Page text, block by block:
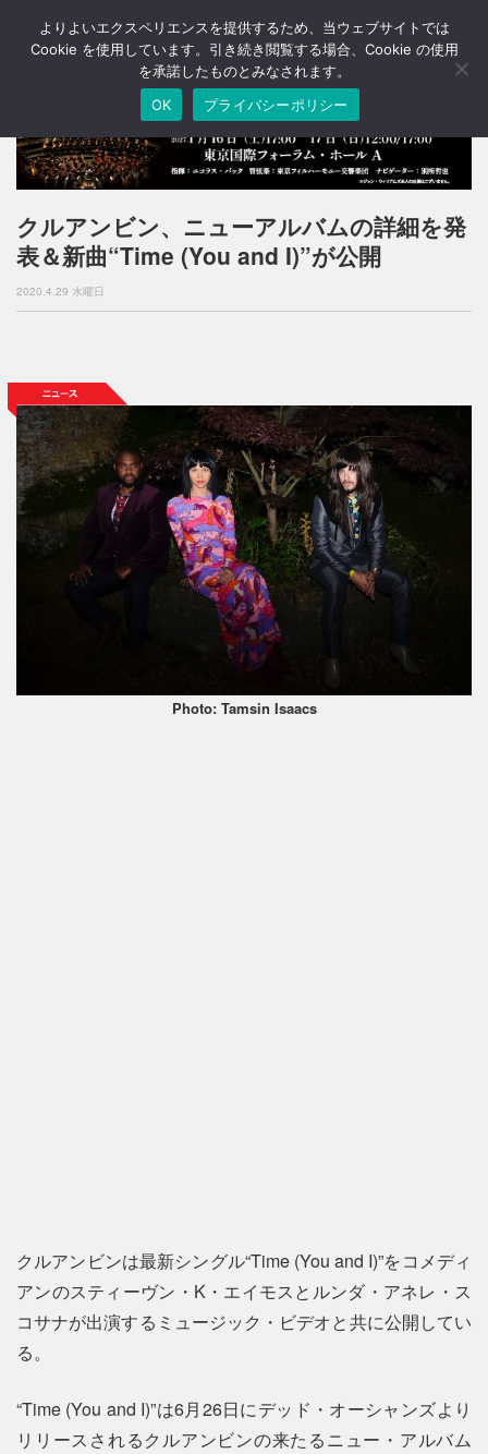
T
o
a
v
i
g
o
クルアンビン、ニューアルバムの詳細を発
表＆新曲“Time (You and I)”が公開
2020.4.29 水曜日
Photo: Tamsin Isaacs
クルアンビンは最新シングル“Time (You and I)”をコメディ
アンのスティーヴン・K・エイモスとルンダ・アネレ・ス
コサナが出演するミュージック・ビデオと共に公開してい
る。
“Time (You and I)”は6月26日にデッド・オーシャンズより
リリースされるクルアンビンの来たるニュー・アルバム
よりよいエクスペリエンスを提供するため、当ウェブサイトでは
Cookie を使用しています。引き続き閲覧する場合、Cookie の使用
を承諾したものとみなされます。
OK
プライバシーポリシー